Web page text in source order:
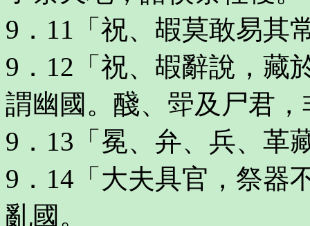
9．11「祝、嘏莫敢易其
9．12「祝、嘏辭說，藏
謂幽國。醆、斝及尸君
9．13「冕、弁、兵、革
9．14「大夫具官，祭器
亂國。